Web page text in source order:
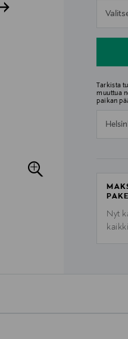
Tarkista
muuttua
paikan
Nyt